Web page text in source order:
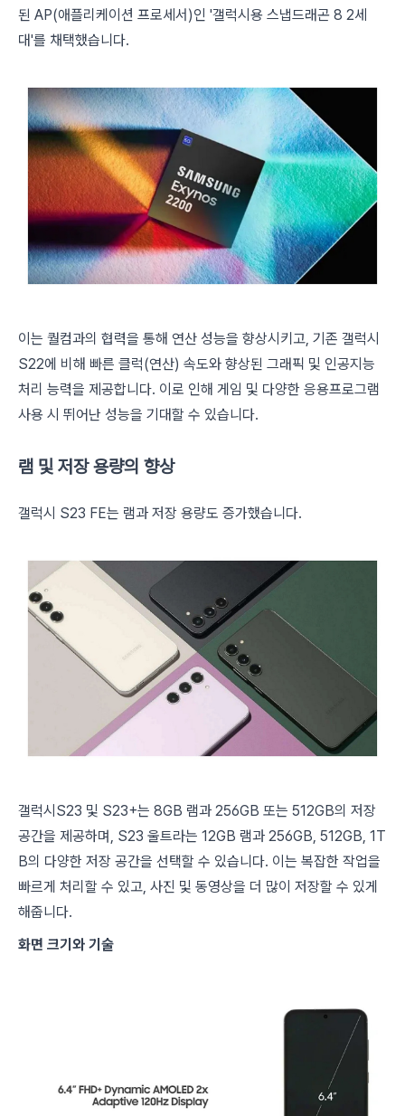
된 AP(애플리케이션 프로세서)인 '갤럭시용 스냅드래곤 8 2세
대'를 채택했습니다.
이는 퀄컴과의 협력을 통해 연산 성능을 향상시키고, 기존 갤럭시
S22에 비해 빠른 클럭(연산) 속도와 향상된 그래픽 및 인공지능
처리 능력을 제공합니다. 이로 인해 게임 및 다양한 응용프로그램
사용 시 뛰어난 성능을 기대할 수 있습니다.
램 및 저장 용량의 향상
갤럭시 S23 FE는 램과 저장 용량도 증가했습니다.
갤럭시S23 및 S23+는 8GB 램과 256GB 또는 512GB의 저장
공간을 제공하며, S23 울트라는 12GB 램과 256GB, 512GB, 1T
B의 다양한 저장 공간을 선택할 수 있습니다. 이는 복잡한 작업을
빠르게 처리할 수 있고, 사진 및 동영상을 더 많이 저장할 수 있게
해줍니다.
화면 크기와 기술